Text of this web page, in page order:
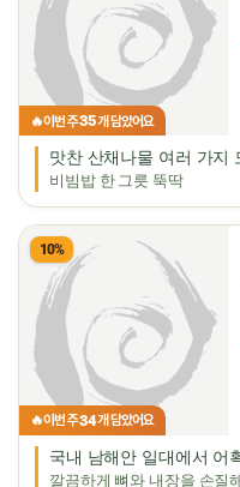
🔥이번 주35개 담았어요
맛찬 산채나물 여러 가지
비빔밥 한 그릇 뚝딱
10%
🔥이번 주34개 담았어요
국내 남해안 일대에서 어
깔끔하게 뼈와 내장을 손질